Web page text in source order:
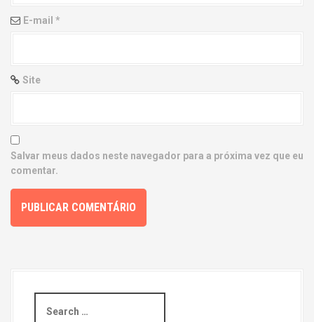
n E-mail *
Site
Salvar meus dados neste navegador para a próxima vez que eu
comentar.